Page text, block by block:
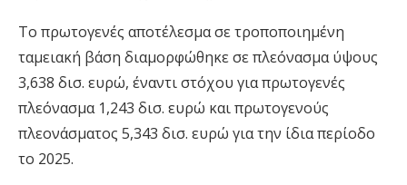
Το πρωτογενές αποτέλεσμα σε τροποποιημένη
ταμειακή βάση διαμορφώθηκε σε πλεόνασμα ύψους
3,638 δισ. ευρώ, έναντι στόχου για πρωτογενές
πλεόνασμα 1,243 δισ. ευρώ και πρωτογενούς
πλεονάσματος 5,343 δισ. ευρώ για την ίδια περίοδο
το 2025.